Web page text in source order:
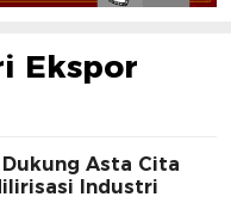
Ekspor
Asta Cita
Industri